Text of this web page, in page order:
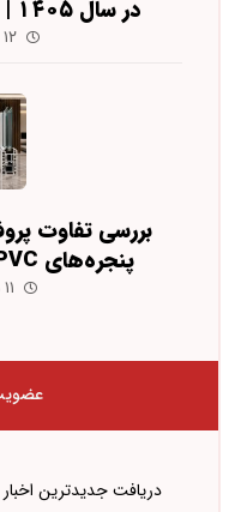
در سال ۱۴۰۵ | راهنمای انتخاب رنگ
۱۲ مرداد ۱۴۰۵
پنجره‌های UPVC | کدام بهتر است؟
۱۱ مرداد ۱۴۰۵
دریافت جدیدترین